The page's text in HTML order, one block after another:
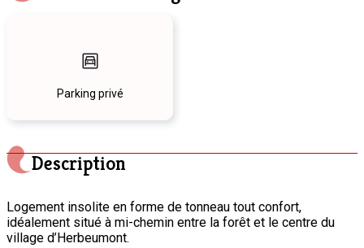
Parking privé
Description
Logement insolite en forme de tonneau tout confort,
idéalement situé à mi-chemin entre la forêt et le centre du
village d’Herbeumont.